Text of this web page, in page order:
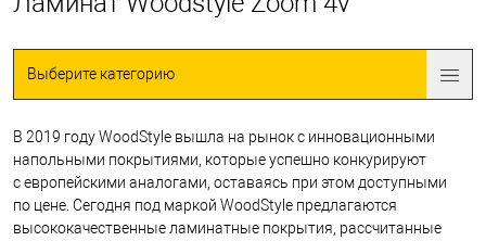
Выберите категорию
В 2019 году WoodStyle вышла на рынок с инновационными
напольными покрытиями, которые успешно конкурируют
с европейскими аналогами, оставаясь при этом доступными
по цене. Сегодня под маркой WoodStyle предлагаются
высококачественные ламинатные покрытия, рассчитанные